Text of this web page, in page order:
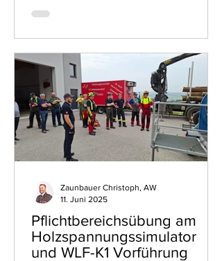
Pflichtbereichsübung am
Holzspannungssimulator
und WLF-K1 Vorführung
Zaunbauer Christoph, AW
11. Juni 2025